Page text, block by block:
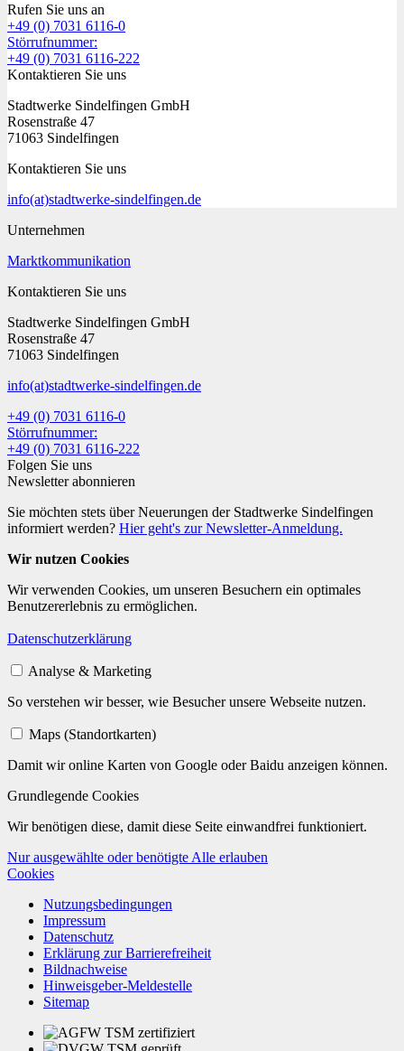
Rufen Sie uns an
+49 (0) 7031 6116-0
Störrufnummer:
+49 (0) 7031 6116-222
Kontaktieren Sie uns
Stadtwerke Sindelfingen GmbH
Rosenstraße 47
71063 Sindelfingen
Kontaktieren Sie uns
info(at)stadtwerke-sindelfingen.de
Unternehmen
Marktkommunikation
Kontaktieren Sie uns
Stadtwerke Sindelfingen GmbH
Rosenstraße 47
71063 Sindelfingen
info(at)stadtwerke-sindelfingen.de
+49 (0) 7031 6116-0
Störrufnummer:
+49 (0) 7031 6116-222
Folgen Sie uns
Newsletter abonnieren
Sie möchten stets über Neuerungen der Stadtwerke Sindelfingen
informiert werden? Hier geht's zur Newsletter-Anmeldung.
Wir nutzen Cookies
Wir verwenden Cookies, um unseren Besuchern ein optimales
Benutzererlebnis zu ermöglichen.
Datenschutzerklärung
Analyse & Marketing
So verstehen wir besser, wie Besucher unsere Webseite nutzen.
Maps (Standortkarten)
Damit wir online Karten von Google oder Baidu anzeigen können.
Grundlegende Cookies
Wir benötigen diese, damit diese Seite einwandfrei funktioniert.
Nur ausgewählte oder benötigte Alle erlauben
Cookies
Nutzungsbedingungen
Impressum
Datenschutz
Erklärung zur Barrierefreiheit
Bildnachweise
Hinweisgeber-Meldestelle
Sitemap